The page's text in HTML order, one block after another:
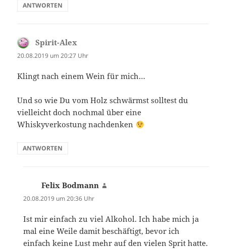
ANTWORTEN
Spirit-Alex
20.08.2019 um 20:27 Uhr
Klingt nach einem Wein für mich…
Und so wie Du vom Holz schwärmst solltest du
vielleicht doch nochmal über eine
Whiskyverkostung nachdenken
ANTWORTEN
Felix Bodmann
20.08.2019 um 20:36 Uhr
Ist mir einfach zu viel Alkohol. Ich habe mich ja
mal eine Weile damit beschäftigt, bevor ich
einfach keine Lust mehr auf den vielen Sprit hatte.